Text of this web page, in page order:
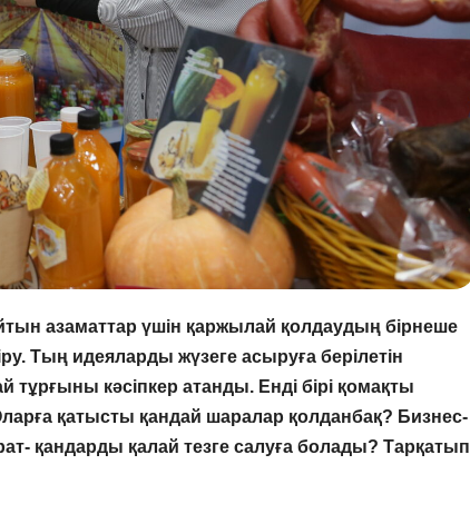
азаматтар үшін қаржылай қолдаудың бірнеше
Тың идеяларды жүзеге асыруға берілетін
кәсіпкер атанды. Енді бірі қомақты
қатысты қандай шаралар қолданбақ? Бизнес-
қандарды қалай тезге салуға болады? Тарқатып